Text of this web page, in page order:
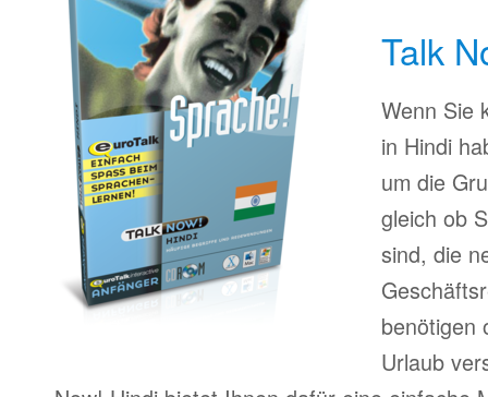
Talk
Wenn Sie
in Hindi
um die
gleich ob
sind, die
benötigen
Urlaub